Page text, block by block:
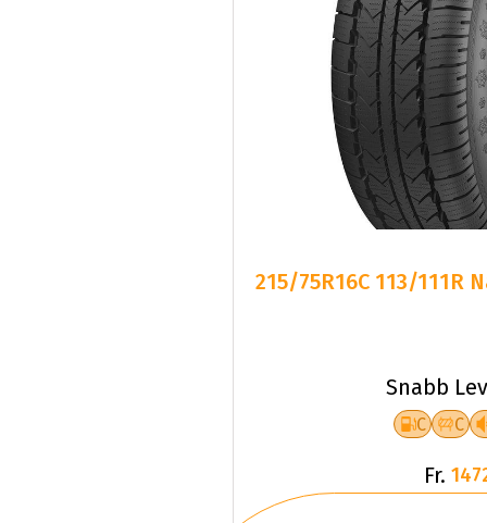
215/75R16C 113/111R
Snabb
C C
Fr.